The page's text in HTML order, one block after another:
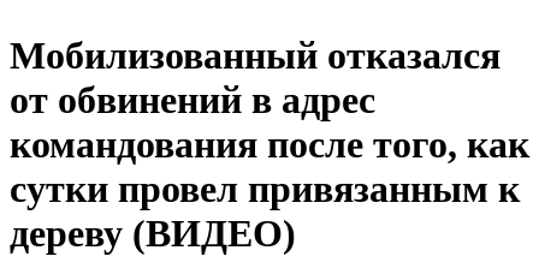
Мобилизованный отказался
от обвинений в адрес
командования после того, как
сутки провел привязанным к
дереву (ВИДЕО)